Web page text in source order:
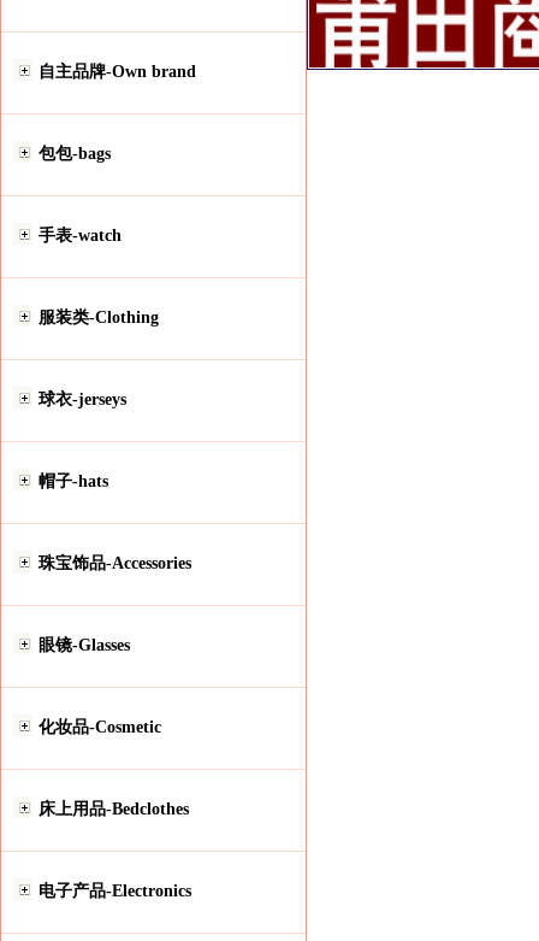
自主品牌-Own brand
包包-bags
手表-watch
服装类-Clothing
球衣-jerseys
帽子-hats
珠宝饰品-Accessories
眼镜-Glasses
化妆品-Cosmetic
床上用品-Bedclothes
电子产品-Electronics